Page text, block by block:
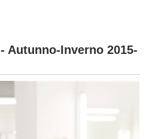
Autunno-Inverno 2015-